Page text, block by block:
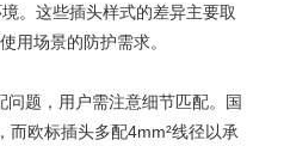
。这些插头样式的差异主要取
用场景的防护需求。
问题，用户需注意细节匹配。国
而欧标插头多配4mm²线径以承